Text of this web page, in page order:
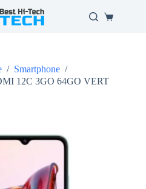
Panier
/ Smartphone /
12C 3GO 64GO VERT